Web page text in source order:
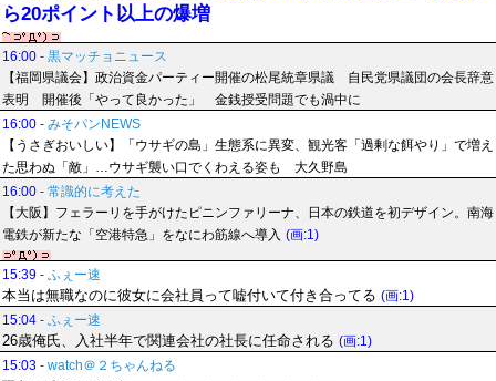
ら20ポイント以上の爆増
16:00 - 黒マッチョニュース
【福岡県議会】政治資金パーティー開催の松尾統章県議 自民党県議団の会長辞意
表明 開催後「やって良かった」 金銭授受問題でも渦中に
16:00 - みそパンNEWS
【うさぎおいしい】「ウサギの島」生態系に異変、観光客「過剰な餌やり」で増え
た思わぬ「敵」…ウサギ襲い口でくわえる姿も 大久野島
16:00 - 常識的に考えた
【大阪】フェラーリを手がけたピニンファリーナ、日本の鉄道を初デザイン。南海
電鉄が新たな「空港特急」をなにわ筋線へ導入 (画:1)
15:39 - ふぇー速
本当は無職なのに彼女に会社員って嘘付いて付き合ってる (画:1)
15:04 - ふぇー速
26歳俺氏、入社半年で関連会社の社長に任命される (画:1)
15:03 - watch＠２ちゃんねる